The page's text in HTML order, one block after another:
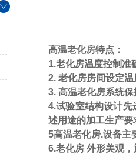
高温老化房特点：
1.老化房温度控制准
2. 老化房房间设定
3. 高温老化房系统
4.试验室结构设计先
述用途的加工生产
5高温老化房.设备主
6.老化房 外形美观